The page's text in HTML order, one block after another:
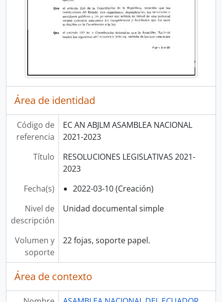
Área de identidad
Código de
referencia
EC AN ABJLM ASAMBLEA NACIONAL
2021-2023
Título
RESOLUCIONES LEGISLATIVAS 2021-
2023
Fecha(s)
2022-03-10 (Creación)
Nivel de
descripción
Unidad documental simple
Volumen y
soporte
22 fojas, soporte papel.
Área de contexto